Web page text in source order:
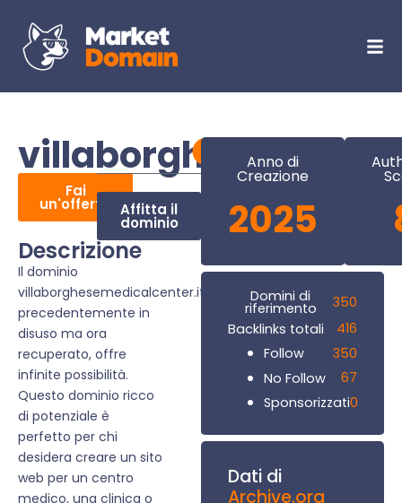
Fai
un'offerta Affitta il
dominio
Descrizione
Il dominio
villaborghesemedicalcenter.it,
precedentemente in
disuso ma ora
recuperato, offre
infinite possibilità.
Questo dominio ricco
di potenziale è
perfetto per chi
desidera creare un sito
web per un centro
medico, una clinica o
Anno di
Creazione
2025
Domini di
riferimento
350
Backlinks totali
416
Follow
350
No Follow
67
Sponsorizzati0
Dati di
Archive.org